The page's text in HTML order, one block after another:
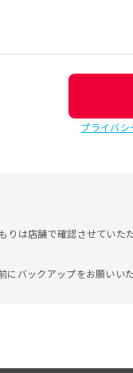
プライバシ
は店舗で確認させていただ
バックアップをお願いいた